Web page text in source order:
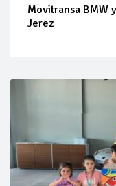
Movitransa BMW
Jerez